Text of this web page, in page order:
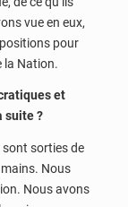
vue en eux,
pour
la Nation.
et
suite ?
sorties de
Nous
Nous avons